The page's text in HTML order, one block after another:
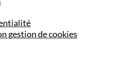
gestion de cookies